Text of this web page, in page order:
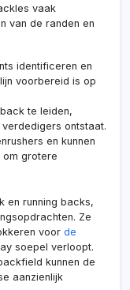
vaak
van de randen en
identificeren en
voorbereid is op
te leiden,
ontstaat.
en kunnen
om grotere
en running backs,
Ze
voor de
soepel verloopt.
kunnen de
aanzienlijk